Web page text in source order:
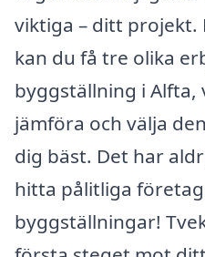
viktiga – ditt projekt.
kan du få tre olika
byggställning i
jämföra och välja
dig bäst. Det har
hitta pålitliga
byggställningar!